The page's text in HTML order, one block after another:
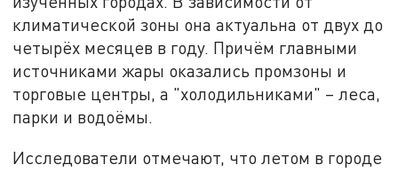
климатической зоны она актуальна от двух до
четырёх месяцев в году. Причём главными
источниками жары оказались промзоны и
торговые центры, а "холодильниками" – леса,
парки и водоёмы.
Исследователи отмечают, что летом в городе